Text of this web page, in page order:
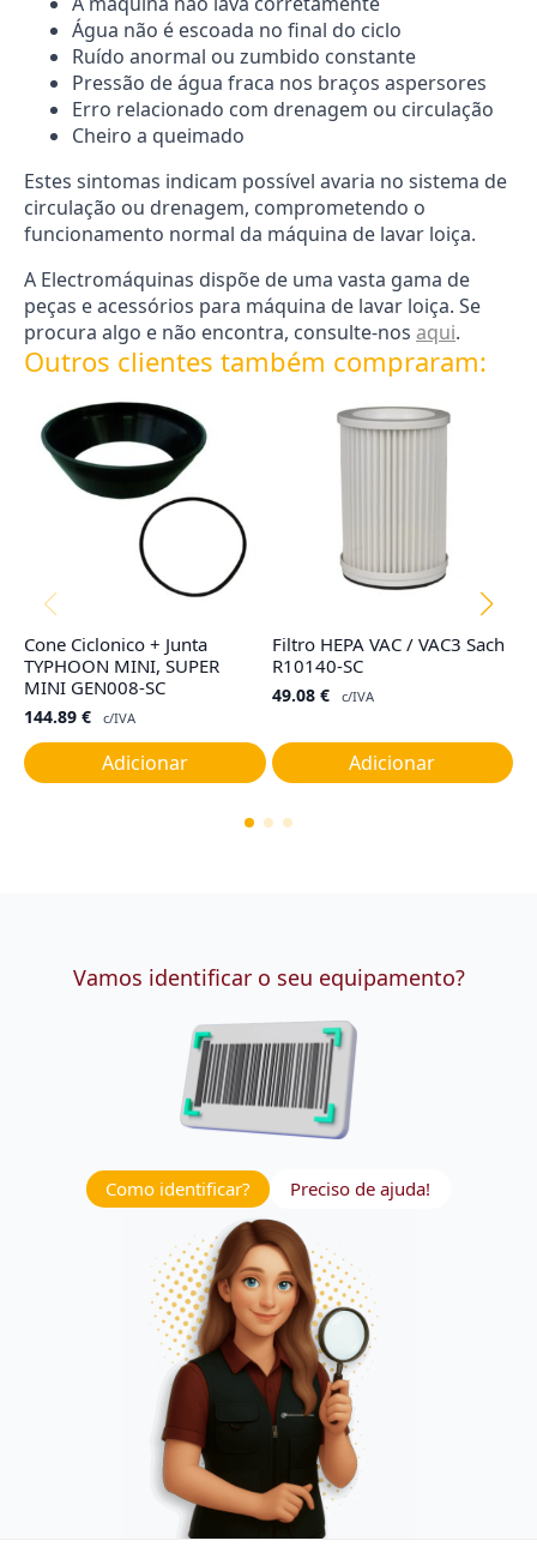
Água não é escoada no final do ciclo
Ruído anormal ou zumbido constante
Pressão de água fraca nos braços aspersores
Erro relacionado com drenagem ou circulação
Cheiro a queimado
Estes sintomas indicam possível avaria no sistema de
circulação ou drenagem, comprometendo o
funcionamento normal da máquina de lavar loiça.
A Electromáquinas dispõe de uma vasta gama de
peças e acessórios para máquina de lavar loiça. Se
procura algo e não encontra, consulte-nos aqui.
Outros clientes também compraram:
Cone Ciclonico + Junta
TYPHOON MINI, SUPER
MINI GEN008-SC
144.89 € c/IVA
Adicionar
Filtro HEPA VAC / VAC3 Sach
R10140-SC
49.08 € c/IVA
Adicionar
Vamos identificar o seu equipamento?
Como identificar? Preciso de ajuda!